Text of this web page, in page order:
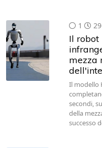
1
Il robot
mezza
Il modello
secondi,
della
successo